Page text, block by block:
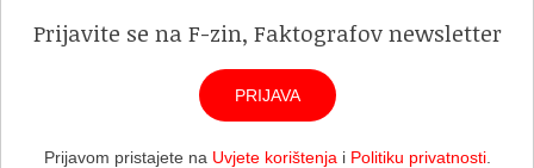
Prijavite se na F-zin, Faktografov newsletter
PRIJAVA
Prijavom pristajete na Uvjete korištenja i Politiku privatnosti.